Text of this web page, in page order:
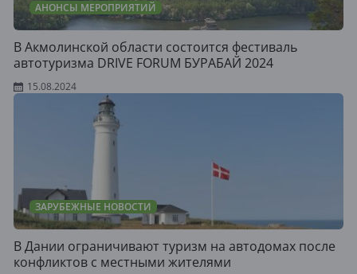
АНОНСЫ МЕРОПРИЯТИЙ
В Акмолинской области состоится фестиваль
автотуризма DRIVE FORUM БУРАБАЙ 2024
15.08.2024
ЗАРУБЕЖНЫЕ НОВОСТИ
В Дании ограничивают туризм на автодомах после
конфликтов с местными жителями